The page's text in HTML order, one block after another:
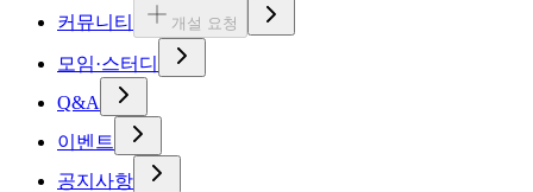
커뮤니티 개설 요청
모임·스터디
Q&A
이벤트
공지사항